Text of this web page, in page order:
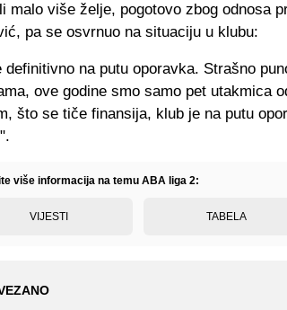
malo više želje, pogotovo zbog odnosa
pa se osvrnuo na situaciju u klubu:
definitivno na putu oporavka. Strašno
ove godine smo samo pet utakmica
što se tiče finansija, klub je na putu
više informacija na temu ABA liga 2:
VIJESTI TABELA